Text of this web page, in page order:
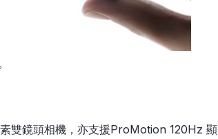
雙鏡頭相機，亦支援ProMotion 120Hz 顯